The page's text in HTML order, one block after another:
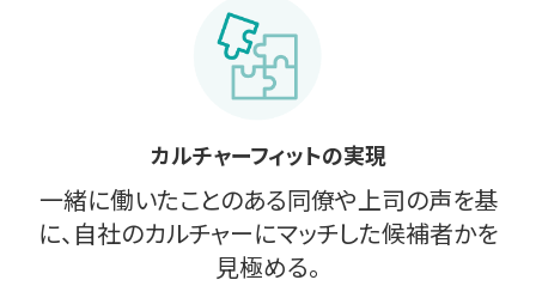
カルチャーフィットの実現
一緒に働いたことのある同僚や上司の声を基
に、自社のカルチャーにマッチした候補者かを
見極める。